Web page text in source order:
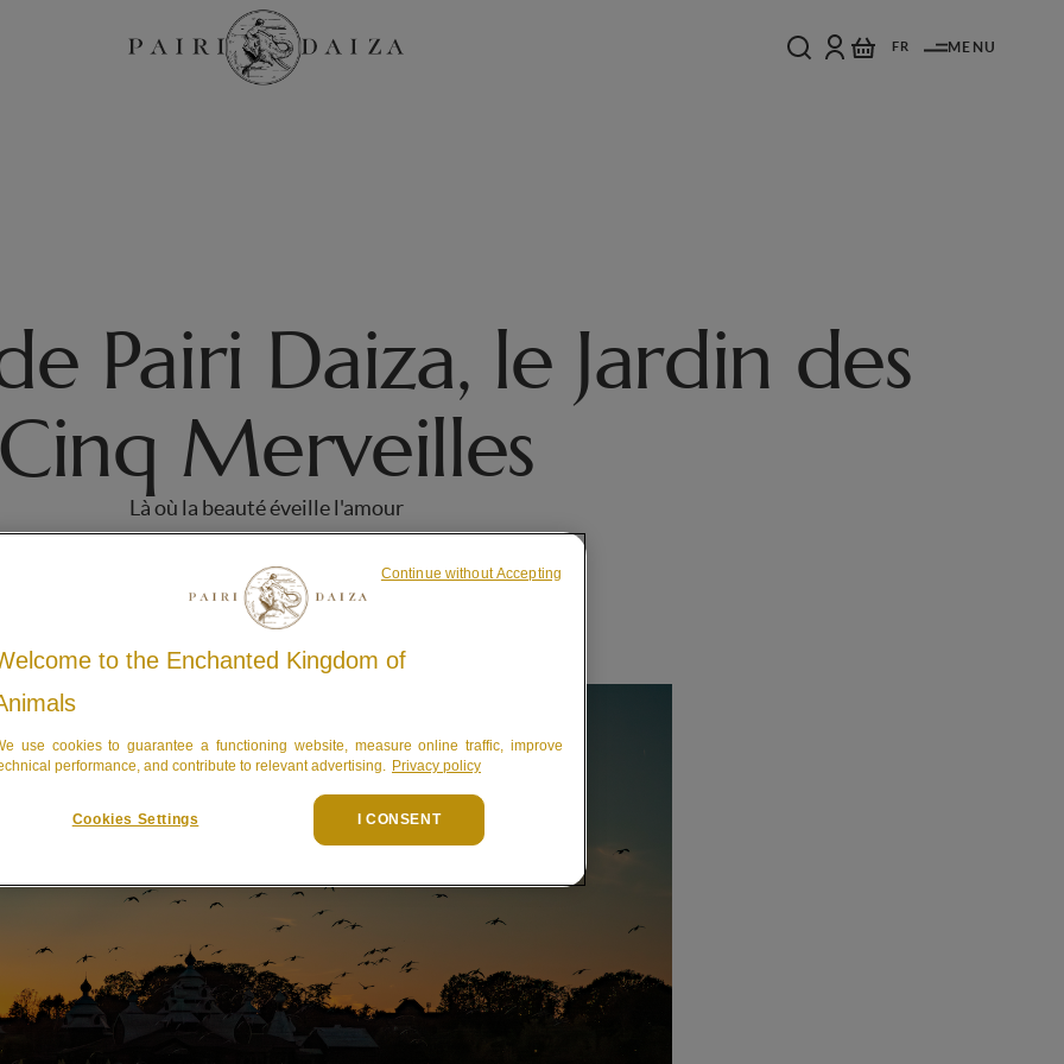
FR MENU
Pairi Daiza, le Jardin des
Merveilles
Là où la beauté éveille l'amour
to the Enchanted Kingdom of
use cookies to guarantee a functioning website, measure online traffic, improve
performance, and contribute to relevant advertising. Privacy policy
Cookies Settings I CONSENT
Continue without Accepting